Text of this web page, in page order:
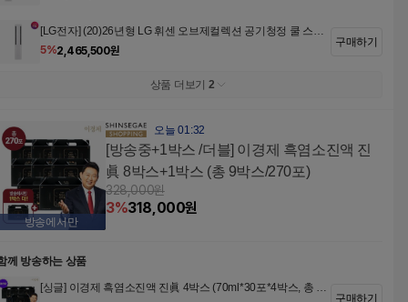
[LG전자] (20)26년형 LG 휘센 오브제컬렉션 공기청정 쿨 스탠
드 에어컨 FQ20GC2EA1 [65.9㎡] +LG정품 에어커버, 써큘레
5%2,465,500원
구매하기
상품 더보기 2
방송에서만
오늘 01:32
[방송중+1박스 /더블] 이경제 흑염소진액 진
眞 8박스+1박스 (총 9박스/270포)
328,000원
3%318,000원
께 방송하는 상품
[싱글] 이경제 흑염소진액 진眞 4박스 (70ml*30포*4박스, 총 12
구매하기